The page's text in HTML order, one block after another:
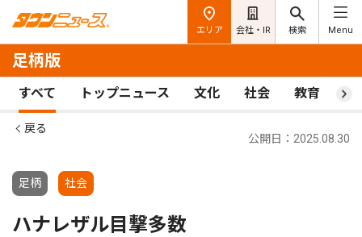
エリア 会社・IR 検索 Menu
足柄版
すべて トップニュース 文化 社会 教育 ス
戻る
足柄 社会
公開日：2025.08.30
ハナレザル目撃多数